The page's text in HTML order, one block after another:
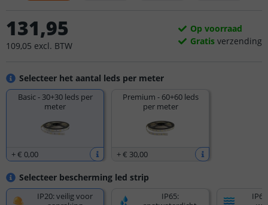
Selecteer het aantal leds per meter
Basic - 30+30 leds per
meter
+€ 0,00
Premium - 60+60 leds
per meter
+€ 30,00
Selecteer bescherming led strip
IP20: veilig voor
IP65:
131,95
109,05 excl. BTW
Op voorraad
Gratis verzending